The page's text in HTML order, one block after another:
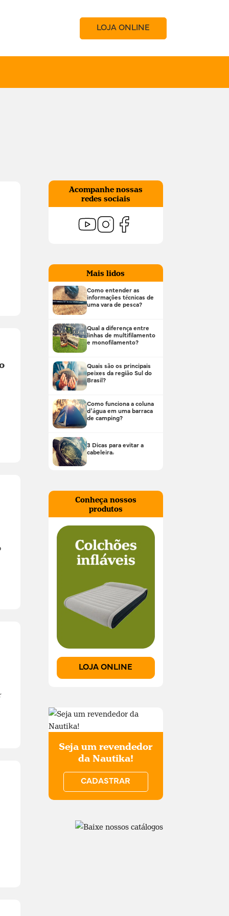
LOJA ONLINE
Acompanhe nossas
redes sociais
Mais lidos
Como entender as
informações técnicas de
uma vara de pesca?
Qual a diferença entre
linhas de multifilamento
e monofilamento?
Quais são os principais
peixes da região Sul do
Brasil?
Como funciona a coluna
d’água em uma barraca
de camping?
3 Dicas para evitar a
cabeleira!
Conheça nossos
produtos
LOJA ONLINE
Seja um revendedor
da Nautika!
CADASTRAR